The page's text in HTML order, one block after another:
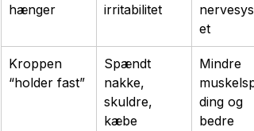
hænger
irritabilitet
et
Kroppen
“holder fast”
Spændt
nakke,
skuldre,
kæbe
Mindre
ding og
bedre